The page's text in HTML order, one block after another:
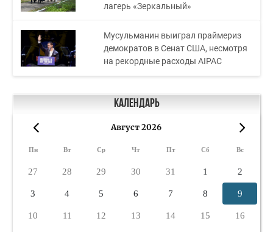
лагерь «Зеркальный»
Мусульманин выиграл праймериз
демократов в Сенат США, несмотря
на рекордные расходы AIPAC
Календарь
Август 2026
Пн Вт Ср Чт Пт Сб Вс
27 28 29 30 31 1 2
3 4 5 6 7 8 9
10 11 12 13 14 15 16